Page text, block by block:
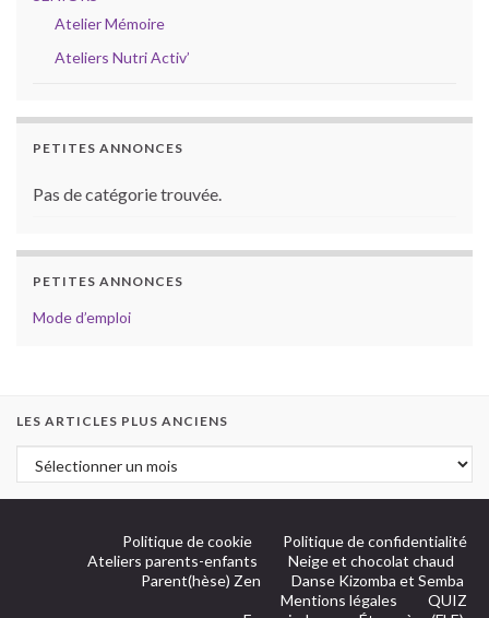
Atelier Mémoire
Ateliers Nutri Activ’
PETITES ANNONCES
Pas de catégorie trouvée.
PETITES ANNONCES
Mode d’emploi
LES ARTICLES PLUS ANCIENS
Politique de cookie
Politique de confidentialité
Ateliers parents-enfants
Neige et chocolat chaud
Parent(hèse) Zen
Danse Kizomba et Semba
Mentions légales
QUIZ